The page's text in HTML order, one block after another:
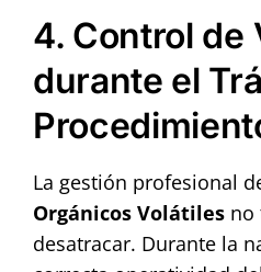
4. Control de
durante el
La gestión profesional
Orgánicos Volátilesno
desatracar. Durante la